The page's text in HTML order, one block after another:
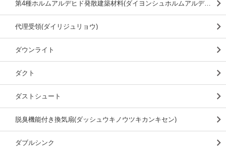
第4種ホルムアルデヒド発散建築材料(ダイヨンシュホルムアルデヒドハッサンケンチクザイリョウ)
代理受領(ダイリジュリョウ)
ダウンライト
ダクト
ダストシュート
脱臭機能付き換気扇(ダッシュウキノウツキカンキセン)
ダブルシンク